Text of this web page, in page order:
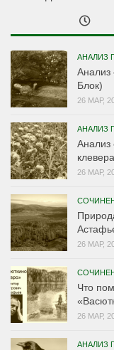
АНАЛИЗ
Анализ
Блок)
26 МАР,
АНАЛИЗ
Анализ
26 МАР,
26 МАР,
Что
26 МАР,
АНАЛИЗ